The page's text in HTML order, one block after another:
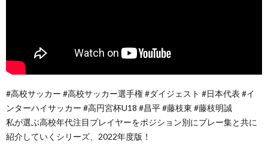
#高校サッカー #高校サッカー選手権 #ダイジェスト #日本代表 #イ
ンターハイサッカー #高円宮杯U18 #昌平 #藤枝東 #藤枝明誠
私が選ぶ高校年代注目プレイヤーをポジション別にプレー集と共に
紹介していくシリーズ、2022年度版！